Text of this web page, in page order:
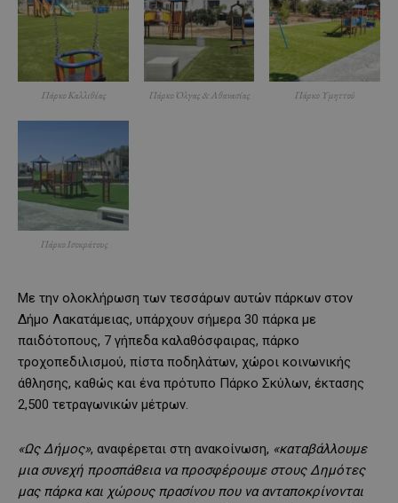
Πάρκο Καλλιθέας Πάρκο Όλγας & Αθανασίας Πάρκο Υμηττού
Πάρκο Ισοκράτους
Με την ολοκλήρωση των τεσσάρων αυτών πάρκων στον
Δήμο Λακατάμειας, υπάρχουν σήμερα 30 πάρκα με
παιδότοπους, 7 γήπεδα καλαθόσφαιρας, πάρκο
τροχοπεδιλισμού, πίστα ποδηλάτων, χώροι κοινωνικής
άθλησης, καθώς και ένα πρότυπο Πάρκο Σκύλων, έκτασης
2,500 τετραγωνικών μέτρων.
«Ως Δήμος», αναφέρεται στη ανακοίνωση, «καταβάλλουμε
μια συνεχή προσπάθεια να προσφέρουμε στους Δημότες
μας πάρκα και χώρους πρασίνου που να ανταποκρίνονται